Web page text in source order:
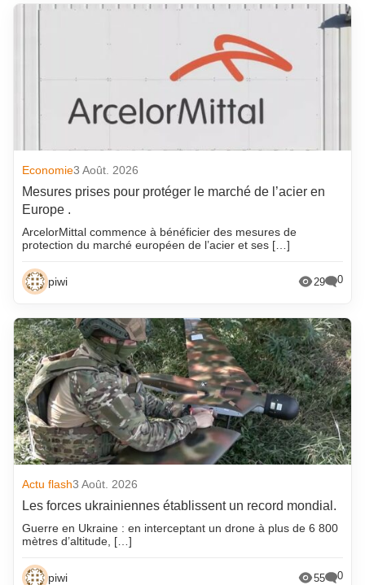
Economie3 Août. 2026
Mesures prises pour protéger le marché de l’acier en
Europe .
ArcelorMittal commence à bénéficier des mesures de
protection du marché européen de l’acier et ses […]
piwi 29 0
Actu flash3 Août. 2026
Les forces ukrainiennes établissent un record mondial.
Guerre en Ukraine : en interceptant un drone à plus de 6 800
mètres d’altitude, […]
piwi 55 0